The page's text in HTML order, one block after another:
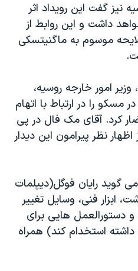
نیز گفت این رویداد اثر
داشت و این روابط از
موسوم به ماگنیتسکی
امور خارجه روسیه،
مسکو را در ارتباط با اتهام
کرد. آقای مک فال در پی
اظهار نظر پیرامون این دیدار
گوید رایان فوگل(دیپلمات
ابزار فنی، وسایل تغییر
و دستورالعمل هایی برای
استخدام کند) همراه